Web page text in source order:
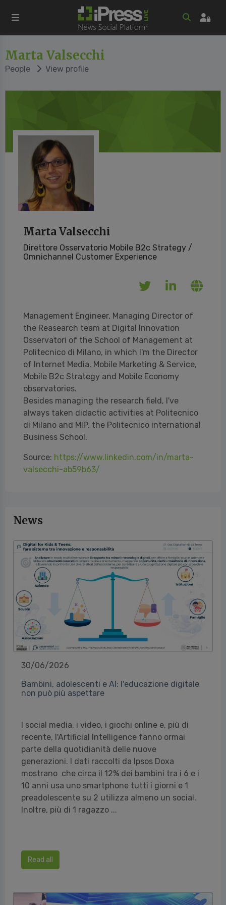
Marta Valsecchi
People View profile
Marta Valsecchi
Direttore Osservatorio Mobile B2c Strategy /
Omnichannel Customer Experience
Management Engineer, Managing Director of
the Reasearch team at Digital Innovation
Osservatori of the School of Management at
Politecnico di Milano, in which I'm the Director
of Internet Media, Mobile Marketing & Service,
Mobile B2c Strategy and Mobile Economy
observatories.
Besides managing the research field, I've
always taken didactic activities at Politecnico
di Milano and MIP, the Politecnico international
Business School.
Source: https://www.linkedin.com/in/marta-
valsecchi-ab59b63/
News
30/06/2026
Bambini, adolescenti e AI: l'educazione digitale
non può più aspettare
I social media, i video, i giochi online e, più di
recente, l'Artificial Intelligence fanno ormai
parte della quotidianità delle nuove
generazioni. I dati raccolti da Ipsos Doxa
mostrano che circa il 12% dei bambini tra i 6 e i
10 anni usa uno smartphone tutti i giorni e 1
preadolescente su 2 utilizza almeno un social.
Inoltre, più di 1 ragazzo ...
Read all